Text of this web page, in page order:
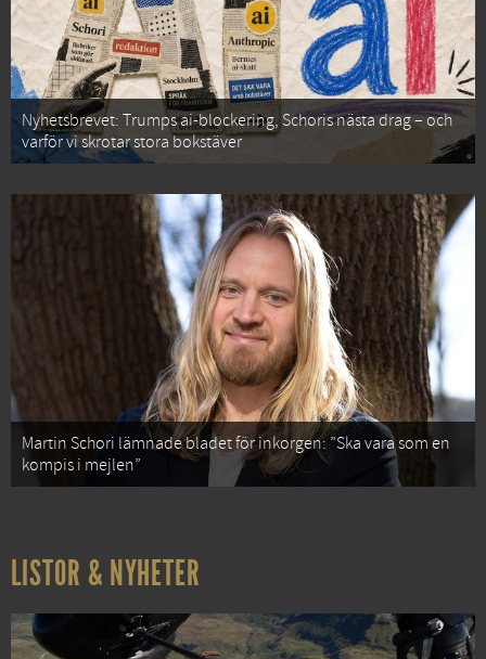
Nyhetsbrevet: Trumps ai-blockering, Schoris nästa drag – och
varför vi skrotar stora bokstäver
Martin Schori lämnade bladet för inkorgen: ”Ska vara som en
kompis i mejlen”
LISTOR & NYHETER